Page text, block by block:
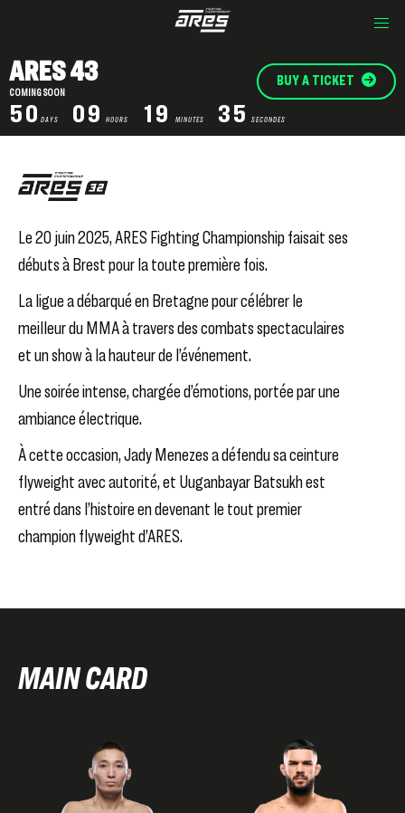
ARES 43
COMING SOON
50 DAYS 09 HOURS 19 MINUTES 35 SECONDES
BUY A TICKET
Le 20 juin 2025,ARES Fighting Championshipfaisait ses
débuts à Brestpour la toute première fois.
La ligue a débarqué en Bretagne pour célébrer le
meilleur du MMA à travers des combats spectaculaires
et un show à la hauteur de l’événement.
Une soirée intense, chargée d’émotions, portée par une
ambiance électrique.
À cette occasion,Jady Menezesa défendu sa ceinture
flyweight avec autorité,et Uuganbayar Batsukhest
entré dans l’histoire en devenant le tout premier
champion flyweight d’ARES.
MAIN CARD